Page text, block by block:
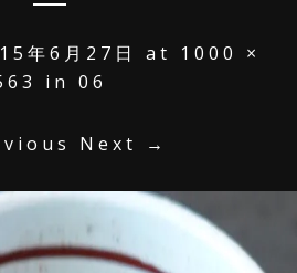
年6月27日 at
1000 ×
in 06
Next →